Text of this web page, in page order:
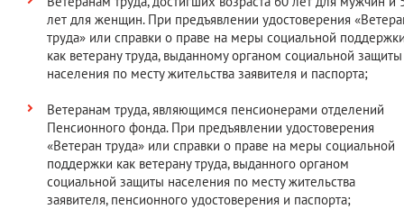
лет для женщин. При предъявлении удостоверения
труда» или справки о праве на меры социальной
как ветерану труда, выданному органом социальной защиты
населения по месту жительства заявителя и паспорта;
Ветеранам труда, являющимся пенсионерами отделений
Пенсионного фонда. При предъявлении удостоверения
«Ветеран труда» или справки о праве на меры социальной
поддержки как ветерану труда, выданного органом
социальной защиты населения по месту жительства
заявителя, пенсионного удостоверения и паспорта;